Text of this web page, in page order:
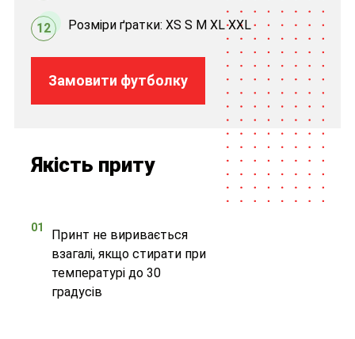
12 Розміри ґратки: XS S M XL XXL
Замовити футболку
Якість приту
01
Принт не виривається
взагалі, якщо стирати при
температурі до 30
градусів